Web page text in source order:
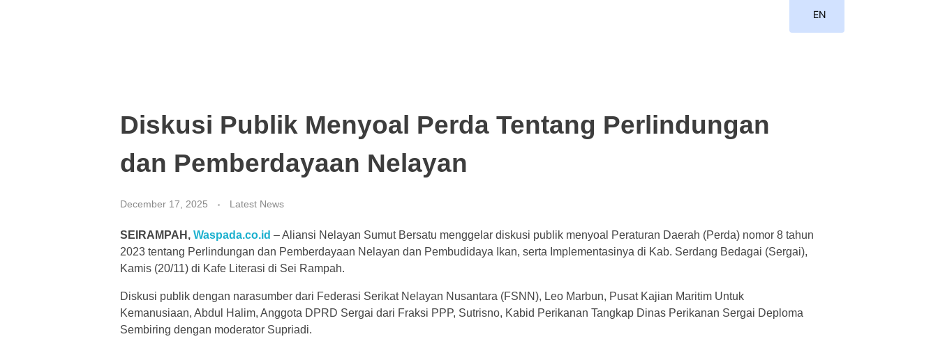
Diskusi Publik Menyoal Perda Tentang Perlindungan
dan Pemberdayaan Nelayan
December 17, 2025 Latest News
SEIRAMPAH, Waspada.co.id – Aliansi Nelayan Sumut Bersatu menggelar diskusi publik menyoal Peraturan Daerah (Perda) nomor 8 tahun
2023 tentang Perlindungan dan Pemberdayaan Nelayan dan Pembudidaya Ikan, serta Implementasinya di Kab. Serdang Bedagai (Sergai),
Kamis (20/11) di Kafe Literasi di Sei Rampah.
Diskusi publik dengan narasumber dari Federasi Serikat Nelayan Nusantara (FSNN), Leo Marbun, Pusat Kajian Maritim Untuk
Kemanusiaan, Abdul Halim, Anggota DPRD Sergai dari Fraksi PPP, Sutrisno, Kabid Perikanan Tangkap Dinas Perikanan Sergai Deploma
Sembiring dengan moderator Supriadi.
EN